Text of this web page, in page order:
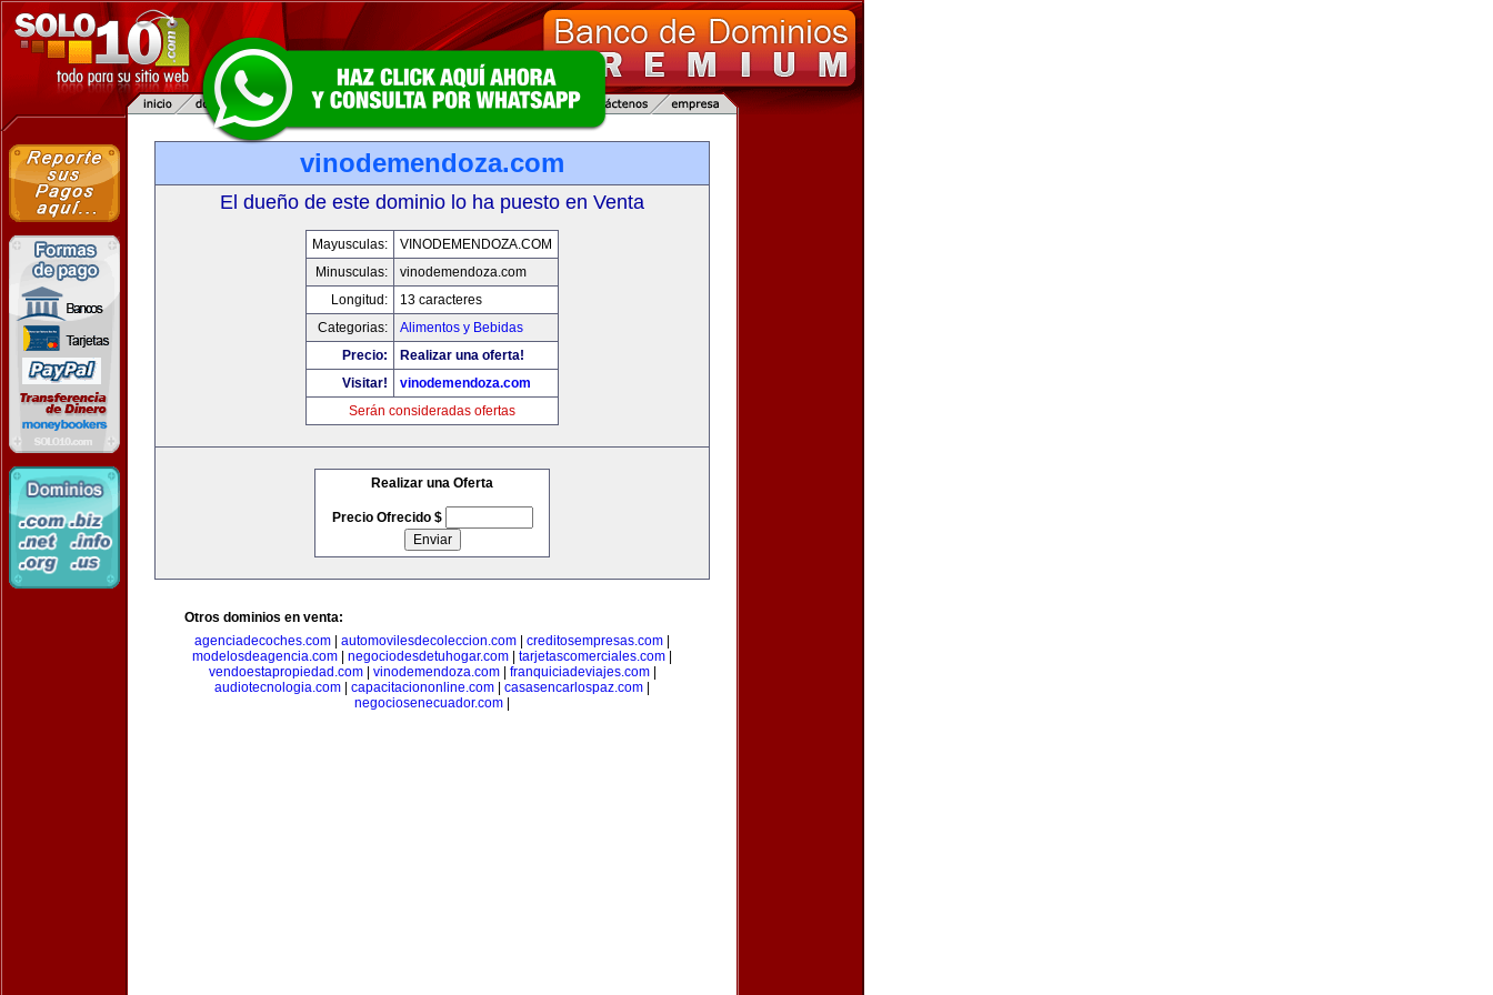
vinodemendoza.com
El dueño de este dominio lo ha puesto en Venta
Mayusculas:
VINODEMENDOZA.COM
Minusculas:
vinodemendoza.com
Longitud:
13 caracteres
Categorias:
Alimentos y Bebidas
Precio:
Realizar una oferta!
Visitar!
vinodemendoza.com
Serán consideradas ofertas
Realizar una Oferta
Precio Ofrecido $
Otros dominios en venta:
agenciadecoches.com
automovilesdecoleccion.com creditosempresas.com
modelosdeagencia.com
negociodesdetuhogar.com tarjetascomerciales.com
vendoestapropiedad.com| vinodemendoza.com| franquiciadeviajes.com|
audiotecnologia.com
capacitaciononline.com casasencarlospaz.com
negociosenecuador.com